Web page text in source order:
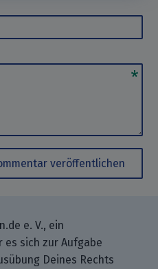
veröffentlichen
e. V., ein
es sich zur Aufgabe
Deines Rechts